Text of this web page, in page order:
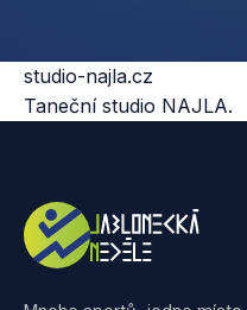
studio-najla.cz
Taneční studio NAJLA.